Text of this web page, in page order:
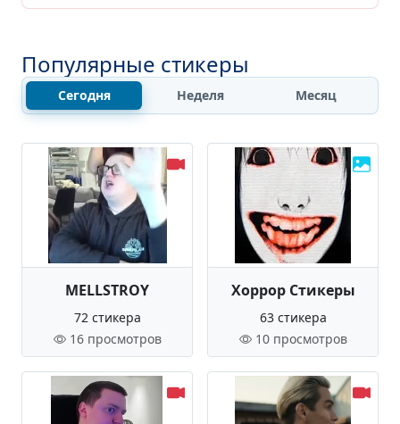
Популярные стикеры
Сегодня Неделя Месяц
MELLSTROY
72 стикера
16 просмотров
Хоррор Стикеры
63 стикера
10 просмотров